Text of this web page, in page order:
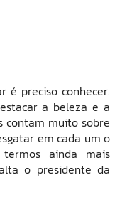
é preciso conhecer.
a beleza e a
contam muito sobre
em cada um o
ainda mais
o presidente da